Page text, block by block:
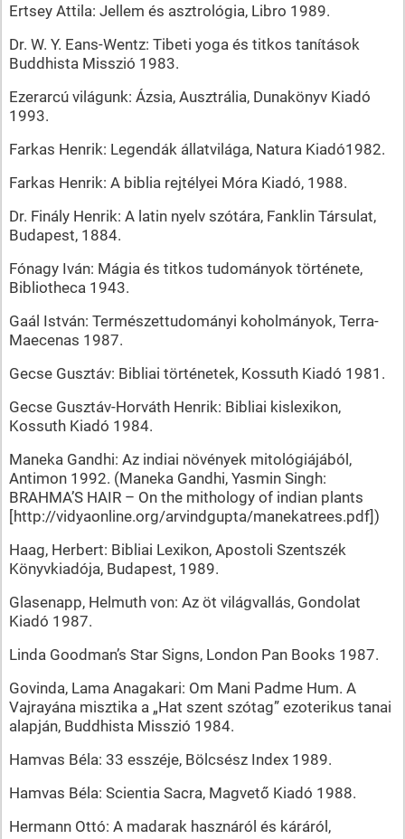
Ertsey Attila: Jellem és asztrológia, Libro 1989.
Dr. W. Y. Eans-Wentz: Tibeti yoga és titkos tanítások
Buddhista Misszió 1983.
Ezerarcú világunk: Ázsia, Ausztrália, Dunakönyv Kiadó
1993.
Farkas Henrik: Legendák állatvilága, Natura Kiadó1982.
Farkas Henrik: A biblia rejtélyei Móra Kiadó, 1988.
Dr. Finály Henrik: A latin nyelv szótára, Fanklin Társulat,
Budapest, 1884.
Fónagy Iván: Mágia és titkos tudományok története,
Bibliotheca 1943.
Gaál István: Természettudományi koholmányok, Terra-
Maecenas 1987.
Gecse Gusztáv: Bibliai történetek, Kossuth Kiadó 1981.
Gecse Gusztáv-Horváth Henrik: Bibliai kislexikon,
Kossuth Kiadó 1984.
Maneka Gandhi: Az indiai növények mitológiájából,
Antimon 1992. (Maneka Gandhi, Yasmin Singh:
BRAHMA’S HAIR – On the mithology of indian plants
[http://vidyaonline.org/arvindgupta/manekatrees.pdf])
Haag, Herbert: Bibliai Lexikon, Apostoli Szentszék
Könyvkiadója, Budapest, 1989.
Glasenapp, Helmuth von: Az öt világvallás, Gondolat
Kiadó 1987.
Linda Goodman’s Star Signs, London Pan Books 1987.
Govinda, Lama Anagakari: Om Mani Padme Hum. A
Vajrayána misztika a „Hat szent szótag” ezoterikus tanai
alapján, Buddhista Misszió 1984.
Hamvas Béla: 33 esszéje, Bölcsész Index 1989.
Hamvas Béla: Scientia Sacra, Magvető Kiadó 1988.
Hermann Ottó: A madarak hasznáról és káráról,